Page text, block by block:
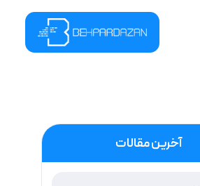
آخرین مقالات